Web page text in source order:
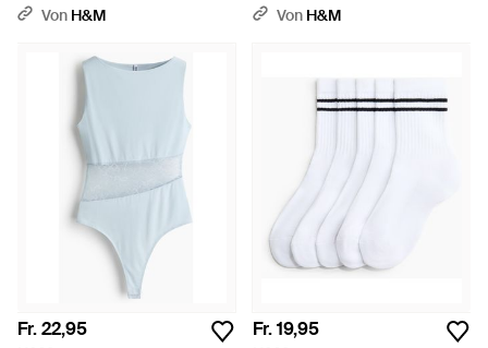
Braun
Von H&M
WeißVon H&M
Fr. 22,95 Fr. 19,95